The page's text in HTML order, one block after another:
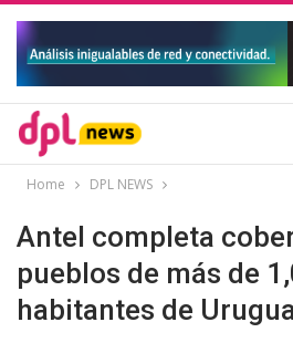
Home DPL NEWS
Antel completa
pueblos de más de
habitantes de